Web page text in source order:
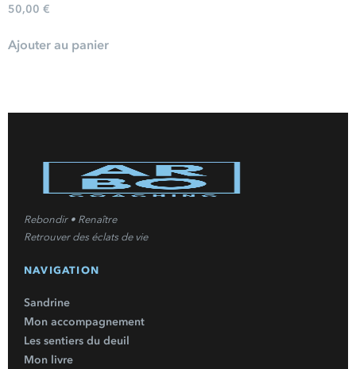
50,00 €
Ajouter au panier
Rebondir • Renaître
Retrouver des éclats de vie
NAVIGATION
Sandrine
Mon accompagnement
Les sentiers du deuil
Mon livre